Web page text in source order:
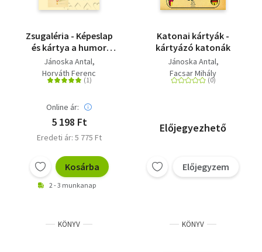
Zsugaléria - Képeslap
és kártya a humor
tükrében
Jánoska Antal
Horváth Ferenc
Online ár:
5 198 Ft
Eredeti ár: 5 775 Ft
Kosárba
2 - 3 munkanap
Katonai kártyák -
kártyázó katonák
Jánoska Antal
Facsar Mihály
Előjegyezhető
Előjegyzem
KÖNYV KÖNYV